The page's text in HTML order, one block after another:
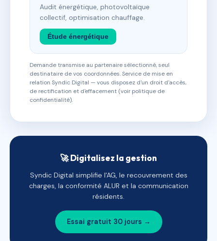
Audit énergétique, photovoltaïque
collectif, optimisation chauffage.
Étude énergétique
Demande transmise au partenaire sélectionné, seul
destinataire de vos coordonnées. Service de mise en
relation Syndic Digital — vous disposez d'un droit d'accès,
de rectification et d'effacement (voir politique de
confidentialité).
🚀 Digitalisez la gestion
Syndic Digital simplifie l'AG, le recouvrement des
charges, la conformité ALUR et la communication
résidents.
Essai gratuit 30 jours →